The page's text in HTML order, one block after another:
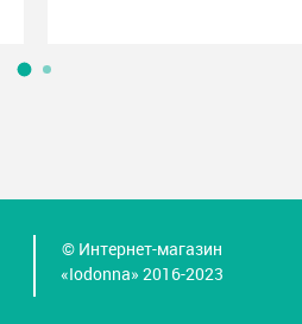
© Интернет-магазин
«Iodonna» 2016-2023